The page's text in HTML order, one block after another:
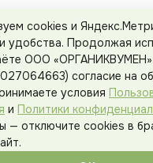
Политика
Пользовательское
Organicwoman.ru . Все
cookies и
удобства. Продолжая
ООО «ОРГАНИКВУМЕН»
согласие на
условия
и Политики
— отключите cookies в